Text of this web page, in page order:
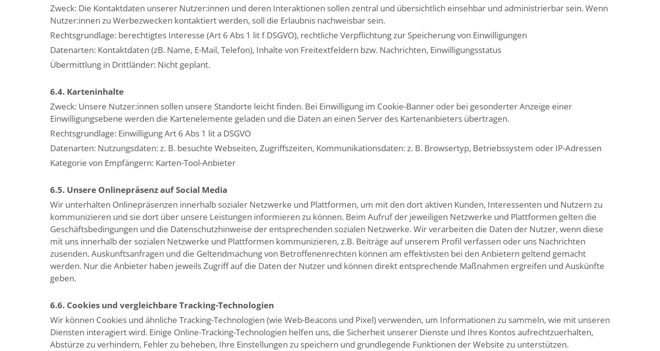
Zweck: Die Kontaktdaten unserer Nutzer:innen und deren Interaktionen sollen zentral und übersichtlich einsehbar und administrierbar sein. Wenn
Nutzer:innen zu Werbezwecken kontaktiert werden, soll die Erlaubnis nachweisbar sein.
Rechtsgrundlage: berechtigtes Interesse (Art 6 Abs 1 lit f DSGVO), rechtliche Verpflichtung zur Speicherung von Einwilligungen
Datenarten: Kontaktdaten (zB. Name, E-Mail, Telefon), Inhalte von Freitextfeldern bzw. Nachrichten, Einwilligungsstatus
Übermittlung in Drittländer: Nicht geplant.
6.4. Karteninhalte
Zweck: Unsere Nutzer:innen sollen unsere Standorte leicht finden. Bei Einwilligung im Cookie-Banner oder bei gesonderter Anzeige einer
Einwilligungsebene werden die Kartenelemente geladen und die Daten an einen Server des Kartenanbieters übertragen.
Rechtsgrundlage: Einwilligung Art 6 Abs 1 lit a DSGVO
Datenarten: Nutzungsdaten: z. B. besuchte Webseiten, Zugriffszeiten, Kommunikationsdaten: z. B. Browsertyp, Betriebssystem oder IP-Adressen
Kategorie von Empfängern: Karten-Tool-Anbieter
6.5. Unsere Onlinepräsenz auf Social Media
Wir unterhalten Onlinepräsenzen innerhalb sozialer Netzwerke und Plattformen, um mit den dort aktiven Kunden, Interessenten und Nutzern zu
kommunizieren und sie dort über unsere Leistungen informieren zu können. Beim Aufruf der jeweiligen Netzwerke und Plattformen gelten die
Geschäftsbedingungen und die Datenschutzhinweise der entsprechenden sozialen Netzwerke. Wir verarbeiten die Daten der Nutzer, wenn diese
mit uns innerhalb der sozialen Netzwerke und Plattformen kommunizieren, z.B. Beiträge auf unserem Profil verfassen oder uns Nachrichten
zusenden. Auskunftsanfragen und die Geltendmachung von Betroffenenrechten können am effektivsten bei den Anbietern geltend gemacht
werden. Nur die Anbieter haben jeweils Zugriff auf die Daten der Nutzer und können direkt entsprechende Maßnahmen ergreifen und Auskünfte
geben.
6.6. Cookies und vergleichbare Tracking-Technologien
Wir können Cookies und ähnliche Tracking-Technologien (wie Web-Beacons und Pixel) verwenden, um Informationen zu sammeln, wie mit unseren
Diensten interagiert wird. Einige Online-Tracking-Technologien helfen uns, die Sicherheit unserer Dienste und Ihres Kontos aufrechtzuerhalten,
Abstürze zu verhindern, Fehler zu beheben, Ihre Einstellungen zu speichern und grundlegende Funktionen der Website zu unterstützen.